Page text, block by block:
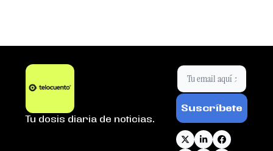
Tu dosis diaria de noticias.
Suscríbete